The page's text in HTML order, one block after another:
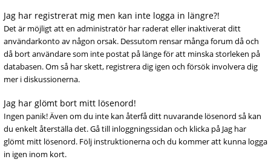
Jag har registrerat mig men kan inte logga in längre?!
Det är möjligt att en administratör har raderat eller inaktiverat ditt
användarkonto av någon orsak. Dessutom rensar många forum då och
då bort användare som inte postat på länge för att minska storleken på
databasen. Om så har skett, registrera dig igen och försök involvera dig
mer i diskussionerna.
Jag har glömt bort mitt lösenord!
Ingen panik! Även om du inte kan återfå ditt nuvarande lösenord så kan
du enkelt återställa det. Gå till inloggningssidan och klicka på Jag har
glömt mitt lösenord. Följ instruktionerna och du kommer att kunna logga
in igen inom kort.